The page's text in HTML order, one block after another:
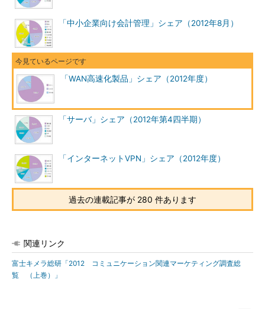
「中小企業向け会計管理」シェア（2012年8月）
「WAN高速化製品」シェア（2012年度）
「サーバ」シェア（2012年第4四半期）
「インターネットVPN」シェア（2012年度）
過去の連載記事が 280 件あります
関連リンク
富士キメラ総研「2012 コミュニケーション関連マーケティング調査総
覧 （上巻）」